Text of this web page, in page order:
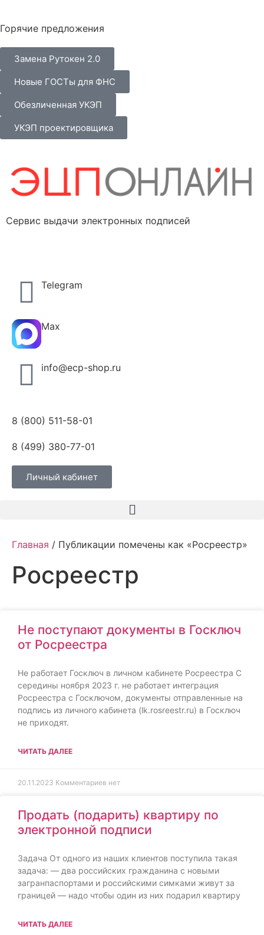
Горячие предложения
Замена Рутокен 2.0
Новые ГОСТы для ФНС
Обезличенная УКЭП
УКЭП проектировщика
Сервис выдачи электронных подписей
Telegram
Max
info@ecp-shop.ru
8 (800) 511-58-01
8 (499) 380-77-01
Личный кабинет
Главная / Публикации помечены как «Росреестр»
Росреестр
Не поступают документы в Госключ
от Росреестра
Не работает Госключ в личном кабинете Росреестра С
середины ноября 2023 г. не работает интеграция
Росреестра с Госключом, документы отправленные на
подпись из личного кабинета (lk.rosreestr.ru) в Госключ
не приходят.
ЧИТАТЬ ДАЛЕЕ
20.11.2023 Комментариев нет
Продать (подарить) квартиру по
электронной подписи
Задача От одного из наших клиентов поступила такая
задача: — два российских гражданина с новыми
загранпаспортами и российскими симками живут за
границей — надо чтобы один из них подарил квартиру
ЧИТАТЬ ДАЛЕЕ